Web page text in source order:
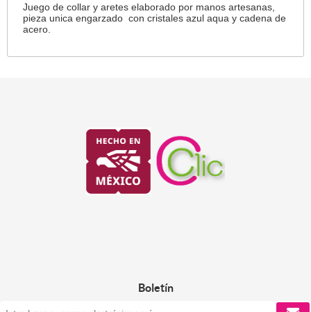
Juego de collar y aretes elaborado por manos artesanas,
pieza unica engarzado con cristales azul aqua y cadena de
acero.
Boletín